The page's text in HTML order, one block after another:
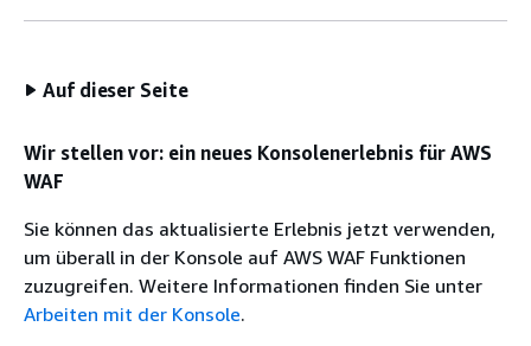
Auf dieser Seite
Wir stellen vor: ein neues Konsolenerlebnis für AWS
WAF
Sie können das aktualisierte Erlebnis jetzt verwenden,
um überall in der Konsole auf AWS WAF Funktionen
zuzugreifen. Weitere Informationen finden Sie unter
Arbeiten mit der Konsole.